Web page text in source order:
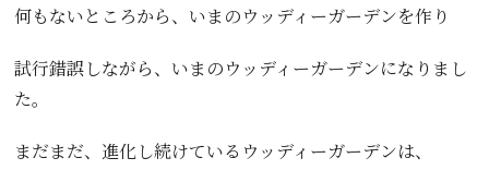
何もないところから、いまのウッディーガーデンを作り
試行錯誤しながら、いまのウッディーガーデンになりまし
た。
まだまだ、進化し続けているウッディーガーデンは、